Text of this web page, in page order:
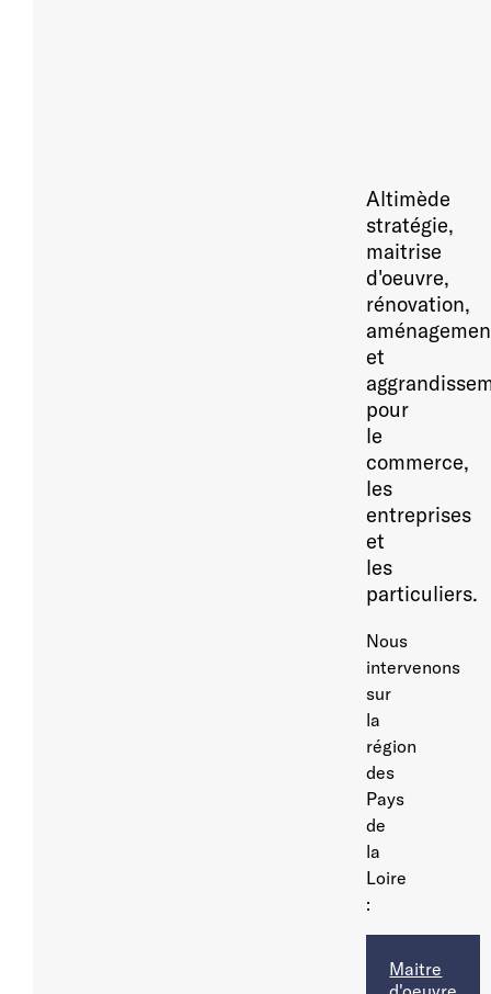
Altimède
stratégie,
maitrise
d'oeuvre,
rénovation,
et
pour
le
commerce,
les
entreprises
et
les
particuliers.
Nous
intervenons
sur
la
région
des
Pays
de
la
Loire
:
Maitre